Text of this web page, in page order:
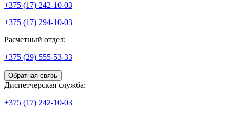
+375 (17) 242-10-03
+375 (17) 294-10-03
Расчетный отдел:
+375 (29) 555-53-33
Обратная связь
Диспетчерская служба:
+375 (17) 242-10-03